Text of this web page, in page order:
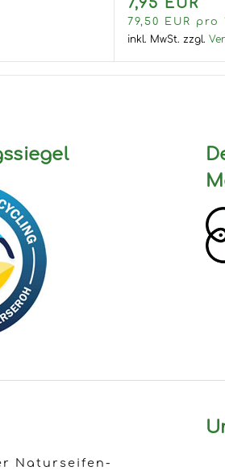
7,95 EUR
79,50 EUR pro
inkl. MwSt. zzgl.
Naturseifen-